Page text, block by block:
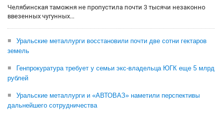
Челябинская таможня не пропустила почти 3 тысячи незаконно
ввезенных чугунных...
Уральские металлурги восстановили почти две сотни гектаров
земель
Генпрокуратура требует у семьи экс-владельца ЮГК еще 5 млрд
рублей
Уральские металлурги и «АВТОВАЗ» наметили перспективы
дальнейшего сотрудничества